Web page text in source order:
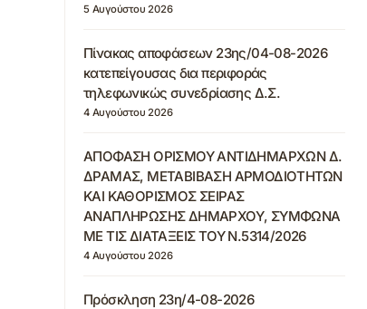
5 Αυγούστου 2026
Πίνακας αποφάσεων 23ης/04-08-2026
κατεπείγουσας δια περιφοράς
τηλεφωνικώς συνεδρίασης Δ.Σ.
4 Αυγούστου 2026
ΑΠΟΦΑΣΗ ΟΡΙΣΜΟΥ ΑΝΤΙΔΗΜΑΡΧΩΝ Δ.
ΔΡΑΜΑΣ, ΜΕΤΑΒΙΒΑΣΗ ΑΡΜΟΔΙΟΤΗΤΩΝ
ΚΑΙ ΚΑΘΟΡΙΣΜΟΣ ΣΕΙΡΑΣ
ΑΝΑΠΛΗΡΩΣΗΣ ΔΗΜΑΡΧΟΥ, ΣΥΜΦΩΝΑ
ΜΕ ΤΙΣ ΔΙΑΤΑΞΕΙΣ ΤΟΥ Ν.5314/2026
4 Αυγούστου 2026
Πρόσκληση 23η/4-08-2026